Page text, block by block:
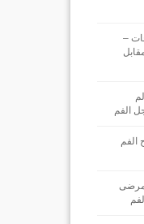
–
الفم
الفم
لمرضى